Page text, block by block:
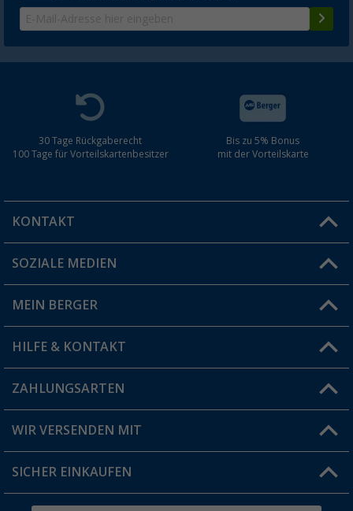
30 Tage Rückgaberecht
100 Tage für Vorteilskartenbesitzer
Bis zu 5% Bonus
mit der Vorteilskarte
KONTAKT
Du hast eine Frage?
Filiale finden
SOZIALE MEDIEN
MEIN BERGER
Vorteilskarte
Blog
Jobs & Karriere
HILFE & KONTAKT
FAQ & Kontakt
Versandinformationen
Rücksendung
ZAHLUNGSARTEN
WIR VERSENDEN MIT
SICHER EINKAUFEN